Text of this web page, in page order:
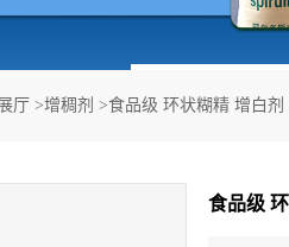
厅 >增稠剂 >食品级 环状糊精 增白
食品级